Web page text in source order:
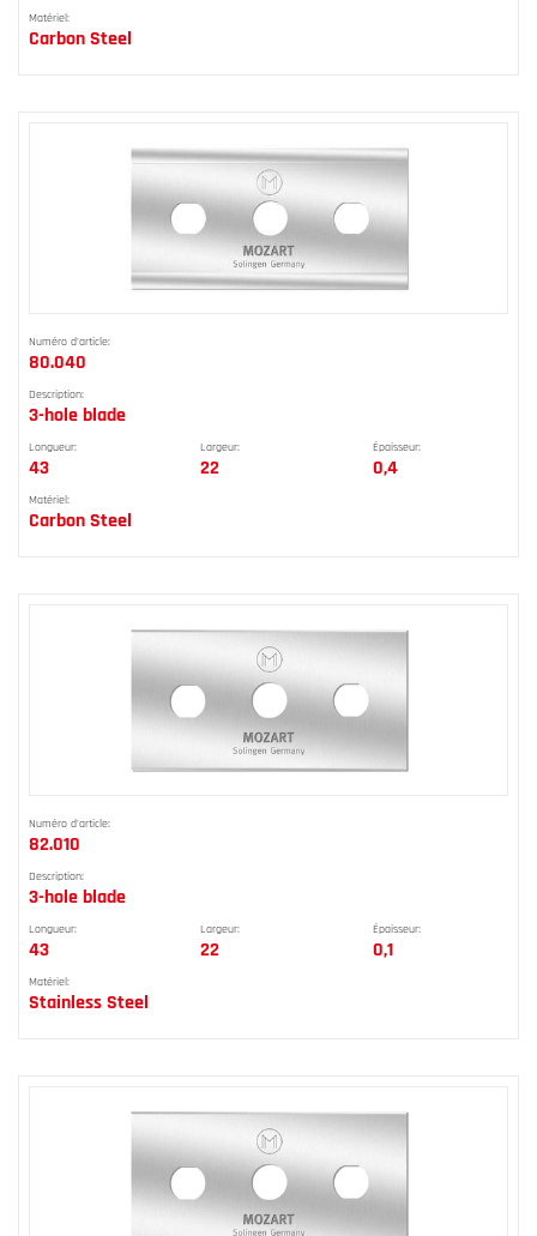
Matériel:
Carbon Steel
Numéro d'article:
80.040
Description:
3-hole blade
Longueur:
43
Largeur:
22
Épaisseur:
0,4
Matériel:
Carbon Steel
Numéro d'article:
82.010
Description:
3-hole blade
Longueur:
43
Largeur:
22
Épaisseur:
0,1
Matériel:
Stainless Steel